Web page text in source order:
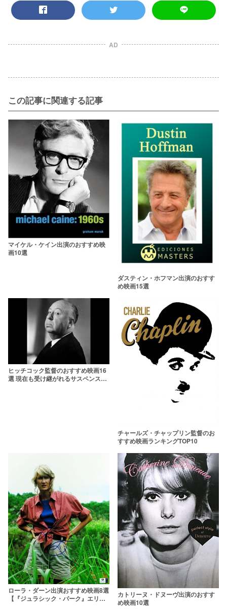
AD
この記事に関連する記事
マイケル・ケイン出演のおすすめ映
画10選
ダスティン・ホフマン出演のおすす
め映画15選
ヒッチコック監督のおすすめ映画16
選 現在も受け継がれるサスペンスの
チャールズ・チャップリン監督のお
すすめ映画ランキングTOP10
ローラ・ダーン出演おすすめ映画8選
【『ジュラシック・パーク』エリー
カトリーヌ・ドヌーヴ出演のおすす
め映画10選